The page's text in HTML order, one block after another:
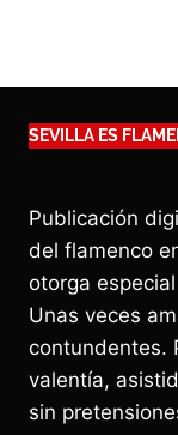
SEVILLA ES
Publicación
del flamenco
otorga
Unas veces
contundentes.
valentía,
sin